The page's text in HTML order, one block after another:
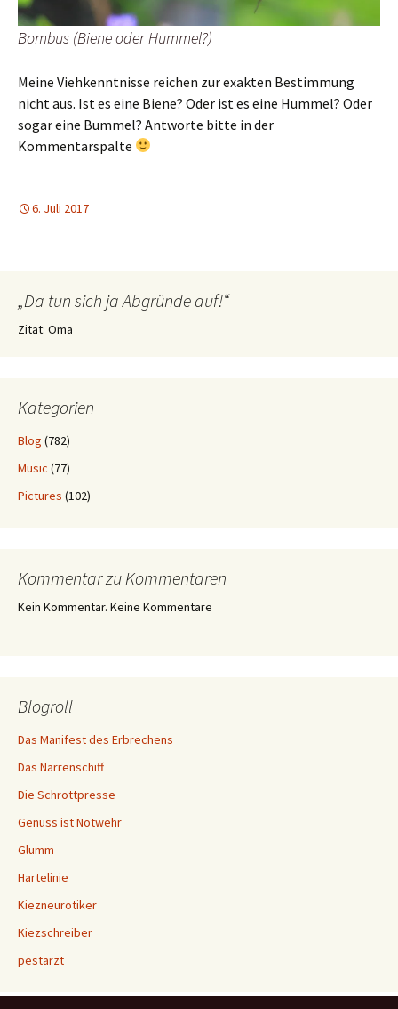
Bombus (Biene oder Hummel?)
Meine Viehkenntnisse reichen zur exakten Bestimmung
nicht aus. Ist es eine Biene? Oder ist es eine Hummel? Oder
sogar eine Bummel? Antworte bitte in der
Kommentarspalte
6. Juli 2017
„Da tun sich ja Abgründe auf!“
Zitat: Oma
Kategorien
Blog (782)
Music (77)
Pictures (102)
Kommentar zu Kommentaren
Kein Kommentar. Keine Kommentare
Blogroll
Das Manifest des Erbrechens
Das Narrenschiff
Die Schrottpresse
Genuss ist Notwehr
Glumm
Hartelinie
Kiezneurotiker
Kiezschreiber
pestarzt